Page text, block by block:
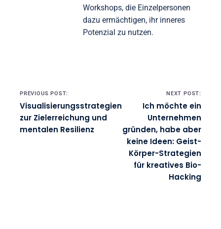
Hintergrund in Psychologie und
ganzheitlicher Gesundheit
erforscht sie innovative Techniken
Workshops, die Einzelpersonen
dazu ermächtigen, ihr inneres
Potenzial zu nutzen.
NEXT POST: